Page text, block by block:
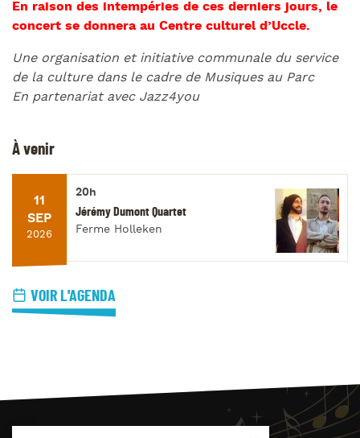
En raison des intempéries de ces derniers jours, le
concert se donnera au Centre culturel d’Uccle.
Une organisation et initiative communale du service
de la culture dans le cadre de Musiques au Parc
En partenariat avec Jazz4you
À venir
11
SEP
2026
20h
Jérémy Dumont Quartet
Ferme Holleken
VOIR L'AGENDA